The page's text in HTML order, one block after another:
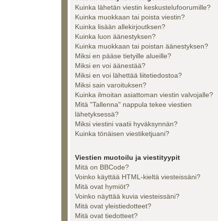
Kuinka lähetän viestin keskustelufoorumille?
Kuinka muokkaan tai poista viestin?
Kuinka lisään allekirjoutksen?
Kuinka luon äänestyksen?
Kuinka muokkaan tai poistan äänestyksen?
Miksi en pääse tietyille alueille?
Miksi en voi äänestää?
Miksi en voi lähettää liitetiedostoa?
Miksi sain varoituksen?
Kuinka ilmoitan asiattoman viestin valvojalle?
Mitä "Tallenna" nappula tekee viestien
lähetyksessä?
Miksi viestini vaatii hyväksynnän?
Kuinka tönäisen viestiketjuani?
Viestien muotoilu ja viestityypit
Mitä on BBCode?
Voinko käyttää HTML-kieltä viesteissäni?
Mitä ovat hymiöt?
Voinko näyttää kuvia viesteissäni?
Mitä ovat yleistiedotteet?
Mitä ovat tiedotteet?